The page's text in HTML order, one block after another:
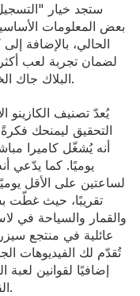
بعض المعلومات
الحالي، بالإضافة
لضمان تجربة لعب
البلاك جاك الخاص بنا عبر الإنترنت للتحقق من كفاءته.
يُعدّ تصنيف
التحقيق ليمنحك
أنه يُشغّل كاميرا
يوميًا. كما يدّعي
لساعتين على الأقل
تقريبًا، حيث غطّت
عائلية في منتجع
إضافيًا لقوانين
القوانين واللوائح المهمة أسفل الفيديوهات.